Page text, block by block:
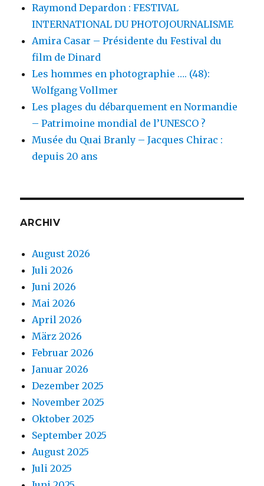
Raymond Depardon : FESTIVAL
INTERNATIONAL DU PHOTOJOURNALISME
Amira Casar – Présidente du Festival du
film de Dinard
Les hommes en photographie …. (48):
Wolfgang Vollmer
Les plages du débarquement en Normandie
– Patrimoine mondial de l’UNESCO ?
Musée du Quai Branly – Jacques Chirac :
depuis 20 ans
ARCHIV
August 2026
Juli 2026
Juni 2026
Mai 2026
April 2026
März 2026
Februar 2026
Januar 2026
Dezember 2025
November 2025
Oktober 2025
September 2025
August 2025
Juli 2025